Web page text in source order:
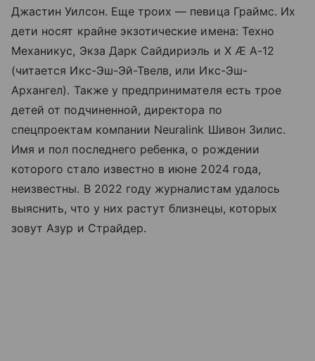
Джастин Уилсон. Еще троих — певица Граймс. Их
дети носят крайне экзотические имена: Техно
Механикус, Экза Дарк Сайдириэль и X Æ A-12
(читается Икс-Эш-Эй-Твелв, или Икс-Эш-
Архангел). Также у предпринимателя есть трое
детей от подчиненной, директора по
спецпроектам компании Neuralink Шивон Зилис.
Имя и пол последнего ребенка, о рождении
которого стало известно в июне 2024 года,
неизвестны. В 2022 году журналистам удалось
выяснить, что у них растут близнецы, которых
зовут Азур и Страйдер.